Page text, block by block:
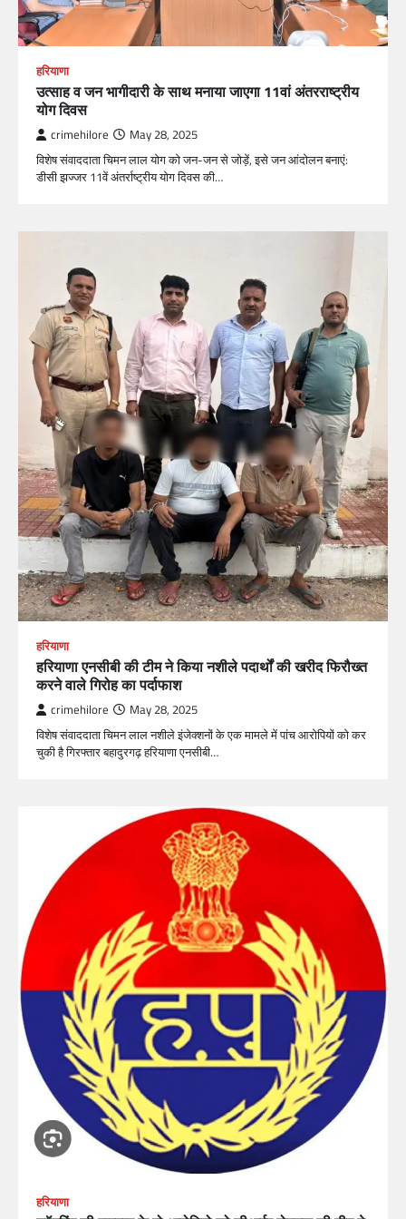
हरियाणा
उत्साह व जन भागीदारी के साथ मनाया जाएगा 11वां अंतरराष्ट्रीय
योग दिवस
crimehilore May 28, 2025
विशेष संवाददाता चिमन लाल योग को जन-जन से जोड़ें, इसे जन आंदोलन बनाएं:
डीसी झज्जर 11वें अंतर्राष्ट्रीय योग दिवस की…
हरियाणा
हरियाणा एनसीबी की टीम ने किया नशीले पदार्थों की खरीद फिरौख्त
करने वाले गिरोह का पर्दाफाश
crimehilore May 28, 2025
विशेष संवाददाता चिमन लाल नशीले इंजेक्शनों के एक मामले में पांच आरोपियों को कर
चुकी है गिरफ्तार बहादुरगढ़ हरियाणा एनसीबी…
हरियाणा